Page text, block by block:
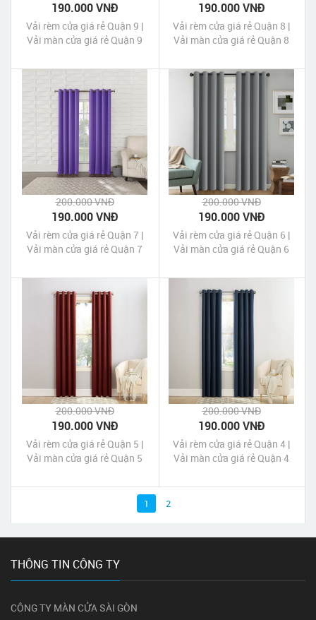
190.000 VNĐ
Vải rèm cửa giá rẻ Quận 9 |
Vải màn cửa giá rẻ Quận 9
190.000 VNĐ
Vải rèm cửa giá rẻ Quận 8 |
Vải màn cửa giá rẻ Quận 8
200.000 VNĐ
190.000 VNĐ
Vải rèm cửa giá rẻ Quận 7 |
Vải màn cửa giá rẻ Quận 7
200.000 VNĐ
190.000 VNĐ
Vải rèm cửa giá rẻ Quận 6 |
Vải màn cửa giá rẻ Quận 6
200.000 VNĐ
190.000 VNĐ
Vải rèm cửa giá rẻ Quận 5 |
Vải màn cửa giá rẻ Quận 5
200.000 VNĐ
190.000 VNĐ
Vải rèm cửa giá rẻ Quận 4 |
Vải màn cửa giá rẻ Quận 4
1 2
THÔNG TIN CÔNG TY
CÔNG TY MÀN CỬA SÀI GÒN